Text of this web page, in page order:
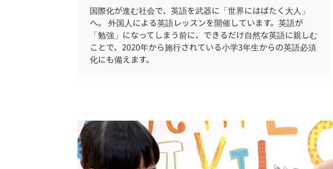
国際化が進む社会で、英語を武器に「世界にはばたく大人」
へ。 外国人による英語レッスンを開催しています。英語が
「勉強」になってしまう前に、できるだけ自然な英語に親しむ
ことで、2020年から施行されている小学3年生からの英語必須
化にも備えます。